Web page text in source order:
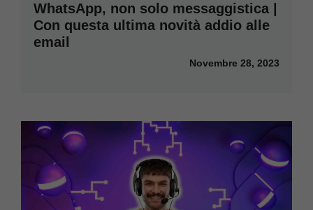
WhatsApp, non solo messaggistica |
Con questa ultima novità addio alle
email
Novembre 28, 2023